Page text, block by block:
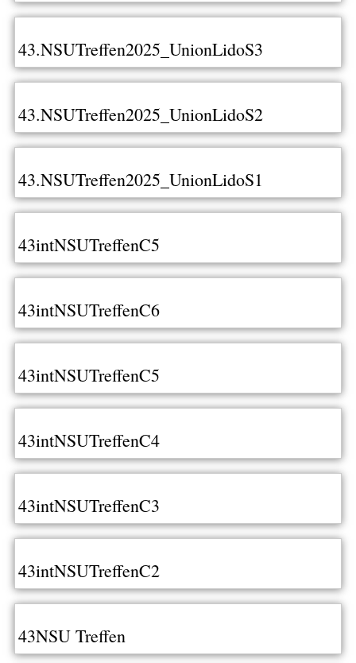
43.NSUTreffen2025_UnionLidoS3
43.NSUTreffen2025_UnionLidoS2
43.NSUTreffen2025_UnionLidoS1
43intNSUTreffenC5
43intNSUTreffenC6
43intNSUTreffenC5
43intNSUTreffenC4
43intNSUTreffenC3
43intNSUTreffenC2
43NSU Treffen